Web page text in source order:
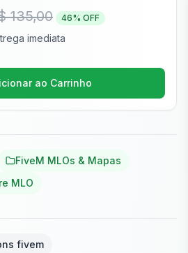
135,00 46% OFF
imediata
ao Carrinho
FiveM MLOs & Mapas
MLO
fivem